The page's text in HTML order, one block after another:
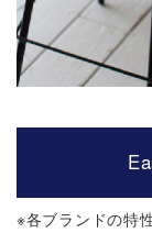
※各ブランドの特